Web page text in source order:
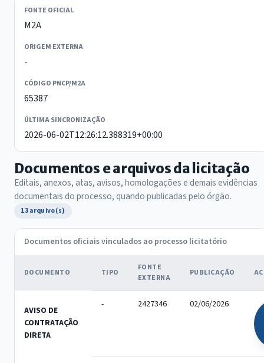
FONTE OFICIAL
M2A
ORIGEM EXTERNA
-
CÓDIGO PNCP/M2A
65387
ÚLTIMA SINCRONIZAÇÃO
2026-06-02T12:26:12.388319+00:00
Documentos e arquivos da licitação
Editais, anexos, atas, avisos, homologações e demais evidências
documentais do processo, quando publicadas pelo órgão.
13 arquivo(s)
Documentos oficiais vinculados ao processo licitatório
DOCUMENTO TIPO
FONTE
EXTERNA
PUBLICAÇÃO
AVISO DE
CONTRATAÇÃO
DIRETA
- 2427346 02/06/2026